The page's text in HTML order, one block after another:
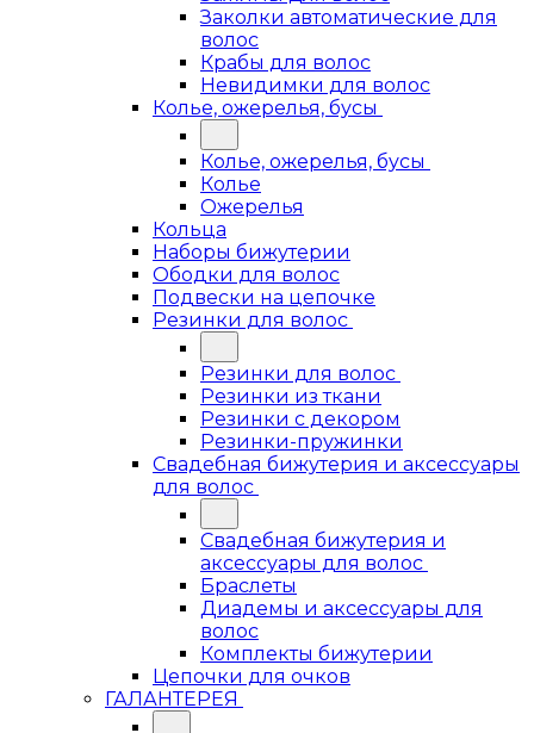
Заколки автоматические для
волос
Крабы для волос
Невидимки для волос
Колье, ожерелья, бусы
Колье, ожерелья, бусы
Колье
Ожерелья
Кольца
Наборы бижутерии
Ободки для волос
Подвески на цепочке
Резинки для волос
Резинки для волос
Резинки из ткани
Резинки с декором
Резинки-пружинки
Свадебная бижутерия и аксессуары
для волос
Свадебная бижутерия и
аксессуары для волос
Браслеты
Диадемы и аксессуары для
волос
Комплекты бижутерии
Цепочки для очков
ГАЛАНТЕРЕЯ